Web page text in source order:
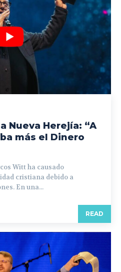
Nueva Herejía: “A
más el Dinero
Witt ha causado
cristiana debido a
En una...
READ